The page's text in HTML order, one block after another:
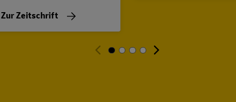
Zur Zeitschrift